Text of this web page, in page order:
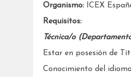
Organismo:ICEX
Requisitos:
Técnica/o
Estar en posesión de
Conocimiento del